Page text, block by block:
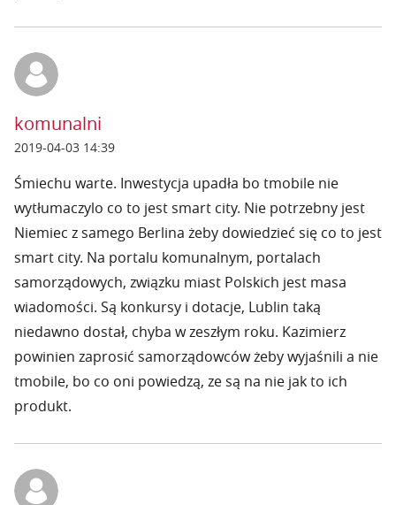
komunalni
2019-04-03 14:39
Śmiechu warte. Inwestycja upadła bo tmobile nie
wytłumaczylo co to jest smart city. Nie potrzebny jest
Niemiec z samego Berlina żeby dowiedzieć się co to jest
smart city. Na portalu komunalnym, portalach
samorządowych, związku miast Polskich jest masa
wiadomości. Są konkursy i dotacje, Lublin taką
niedawno dostał, chyba w zeszłym roku. Kazimierz
powinien zaprosić samorządowców żeby wyjaśnili a nie
tmobile, bo co oni powiedzą, ze są na nie jak to ich
produkt.